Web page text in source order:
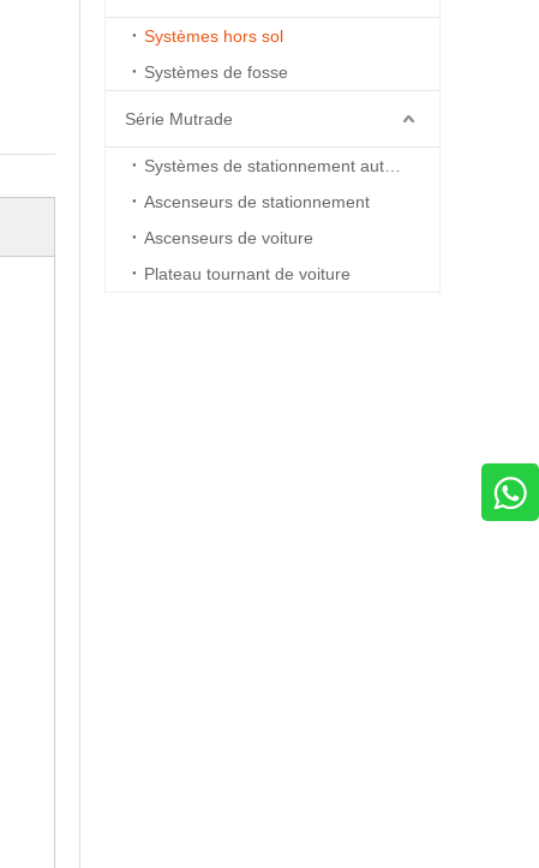
Systèmes hors sol
Systèmes de fosse
Série Mutrade
Ascenseurs de stationnement
Ascenseurs de voiture
Plateau tournant de voiture